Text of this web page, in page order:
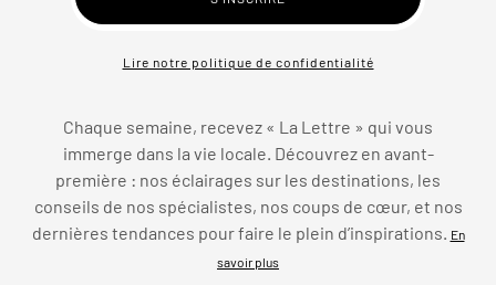
Lire notre politique de confidentialité
Chaque semaine, recevez « La Lettre » qui vous
immerge dans la vie locale. Découvrez en avant-
première : nos éclairages sur les destinations, les
conseils de nos spécialistes, nos coups de cœur, et nos
dernières tendances pour faire le plein d’inspirations.
En
savoir plus